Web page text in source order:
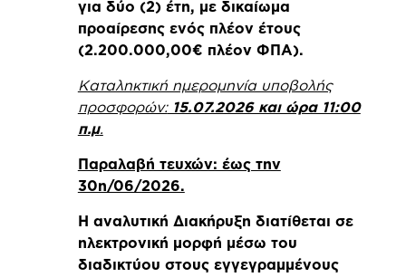
για δύο (2) έτη, με δικαίωμα
προαίρεσης ενός πλέον έτους
(2.200.000,00€ πλέον ΦΠΑ).
Καταληκτική ημερομηνία υποβολής
προσφορών:15.07.2026 και ώρα 11:00
π.μ.
Παραλαβή τευχών: έως την
30η/06/2026.
Η αναλυτική Διακήρυξη διατίθεται σε
ηλεκτρονική μορφή μέσω του
διαδικτύου στους εγγεγραμμένους